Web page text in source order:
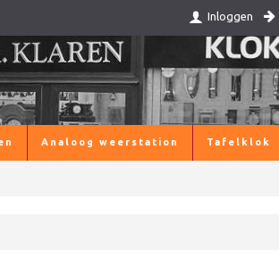
Inloggen
Analoog weerstation Tafelklok